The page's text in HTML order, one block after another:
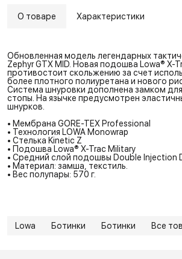
О товаре Характеристики
Обновленная модель легендарных
Zephyr GTX MID. Новая подошва Lowa® X-
противостоит скольжению за счет
более плотного полиуретана и нового
Система шнуровки дополнена замком
стопы. На язычке предусмотрен
шнурков.
• Мембрана GORE-TEX Professional
• Технология LOWA Monowrap
• Стелька Kinetic Z
• Подошва Lowa® X-Trac Military
• Средний слой подошвы Double Injection
• Материал: замша, текстиль.
• Вес полупары: 570 г.
Lowa Ботинки Ботинки Все